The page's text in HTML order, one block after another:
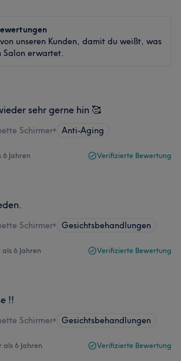
unseren Kunden, damit du weißt, was
Salon erwartet.
sehr gerne hin 🥰
Schirmer• Anti-Aging
6 Jahren Verifizierte Bewertung
Schirmer• Gesichtsbehandlungen
6 Jahren Verifizierte Bewertung
!!
Schirmer• Gesichtsbehandlungen
als 6 Jahren Verifizierte Bewertung